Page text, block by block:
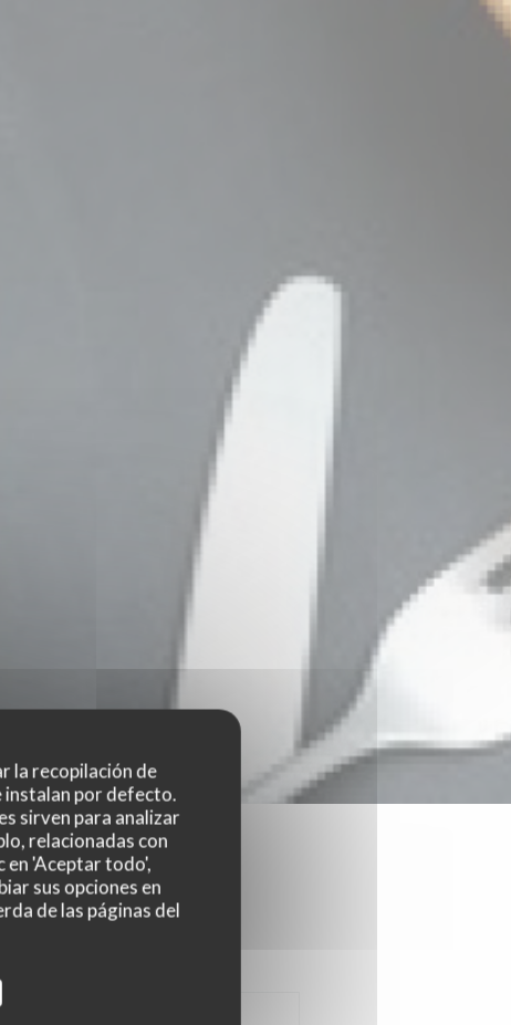
la recopilación de
instalan por defecto.
sirven para analizar
relacionadas con
en 'Aceptar todo',
sus opciones en
de las páginas del